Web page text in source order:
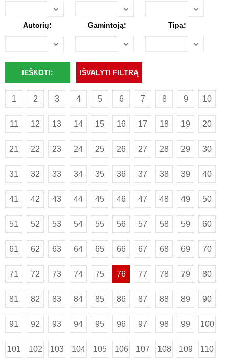
Autorių: Gamintoją: Tipą:
1 2 3 4 5 6 7 8 9 10
11 12 13 14 15 16 17 18 19 20
21 22 23 24 25 26 27 28 29 30
31 32 33 34 35 36 37 38 39 40
41 42 43 44 45 46 47 48 49 50
51 52 53 54 55 56 57 58 59 60
61 62 63 64 65 66 67 68 69 70
71 72 73 74 75 76 77 78 79 80
81 82 83 84 85 86 87 88 89 90
91 92 93 94 95 96 97 98 99 100
101 102 103 104 105 106 107 108 109 110